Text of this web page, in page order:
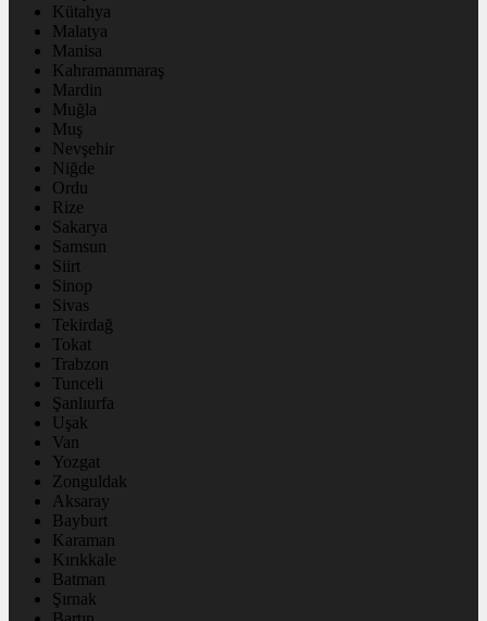
Kütahya
Malatya
Manisa
Kahramanmaraş
Mardin
Muğla
Muş
Nevşehir
Niğde
Ordu
Rize
Sakarya
Samsun
Siirt
Sinop
Sivas
Tekirdağ
Tokat
Trabzon
Tunceli
Şanlıurfa
Uşak
Van
Yozgat
Zonguldak
Aksaray
Bayburt
Karaman
Kırıkkale
Batman
Şırnak